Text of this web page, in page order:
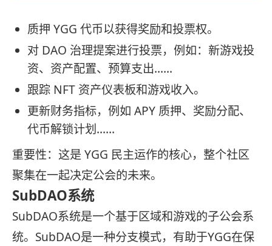
质押 YGG 代币以获得奖励和投票权。
对 DAO 治理提案进行投票，例如：新游戏投
资、资产配置、预算支出……
跟踪 NFT 资产仪表板和游戏收入。
更新财务指标，例如 APY 质押、奖励分配、
代币解锁计划……
重要性：这是 YGG 民主运作的核心，整个社区
聚集在一起决定公会的未来。
SubDAO系统
SubDAO系统是一个基于区域和游戏的子公会系
统。SubDAO是一种分支模式，有助于YGG在保